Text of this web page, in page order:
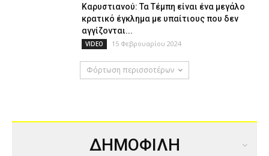
Καρυστιανού: Τα Τέμπη είναι ένα μεγάλο
κρατικό έγκλημα με υπαίτιους που δεν
αγγίζονται...
VIDEO 15 Φεβρουαρίου 2024
Φόρτωση περισσοτέρων
ΔΗΜΟΦΙΛΗ